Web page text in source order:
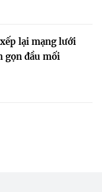
lại mạng lưới
gọn đầu mối